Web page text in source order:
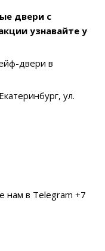
двери с
узнавайте у
двери в
ул.
нам в Telegram +7